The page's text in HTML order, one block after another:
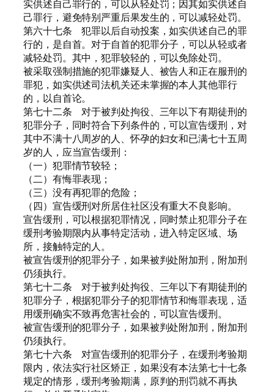
实供述自己罪行的，可以从轻处罚；因其如实供述自
己罪行，避免特别严重后果发生的，可以减轻处罚。
第六十七条 犯罪以后自动投案，如实供述自己的罪
行的，是自首。对于自首的犯罪分子，可以从轻或者
减轻处罚。其中，犯罪较轻的，可以免除处罚。
被采取强制措施的犯罪嫌疑人、被告人和正在服刑的
罪犯，如实供述司法机关还未掌握的本人其他罪行
的，以自首论。
第七十二条 对于被判处拘役、三年以下有期徒刑的
犯罪分子，同时符合下列条件的，可以宣告缓刑，对
其中不满十八周岁的人、怀孕的妇女和已满七十五周
岁的人，应当宣告缓刑：
（一）犯罪情节较轻；
（二）有悔罪表现；
（三）没有再犯罪的危险；
（四）宣告缓刑对所居住社区没有重大不良影响。
宣告缓刑，可以根据犯罪情况，同时禁止犯罪分子在
缓刑考验期限内从事特定活动，进入特定区域、场
所，接触特定的人。
被宣告缓刑的犯罪分子，如果被判处附加刑，附加刑
仍须执行。
第七十二条 对于被判处拘役、三年以下有期徒刑的
犯罪分子，根据犯罪分子的犯罪情节和悔罪表现，适
用缓刑确实不致再危害社会的，可以宣告缓刑。
被宣告缓刑的犯罪分子，如果被判处附加刑，附加刑
仍须执行。
第七十六条 对宣告缓刑的犯罪分子，在缓刑考验期
限内，依法实行社区矫正，如果没有本法第七十七条
规定的情形，缓刑考验期满，原判的刑罚就不再执